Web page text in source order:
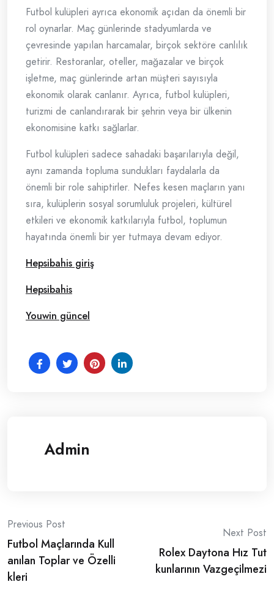
Futbol kulüpleri ayrıca ekonomik açıdan da önemli bir
rol oynarlar. Maç günlerinde stadyumlarda ve
çevresinde yapılan harcamalar, birçok sektöre canlılık
getirir. Restoranlar, oteller, mağazalar ve birçok
işletme, maç günlerinde artan müşteri sayısıyla
ekonomik olarak canlanır. Ayrıca, futbol kulüpleri,
turizmi de canlandırarak bir şehrin veya bir ülkenin
ekonomisine katkı sağlarlar.
Futbol kulüpleri sadece sahadaki başarılarıyla değil,
aynı zamanda topluma sundukları faydalarla da
önemli bir role sahiptirler. Nefes kesen maçların yanı
sıra, kulüplerin sosyal sorumluluk projeleri, kültürel
etkileri ve ekonomik katkılarıyla futbol, toplumun
hayatında önemli bir yer tutmaya devam ediyor.
Hepsibahis giriş
Hepsibahis
Youwin güncel
Admin
Post
navigation
Previous Post
Futbol Maçlarında Kull
anılan Toplar ve Özelli
kleri
Next Post
Rolex Daytona Hız Tut
kunlarının Vazgeçilmezi